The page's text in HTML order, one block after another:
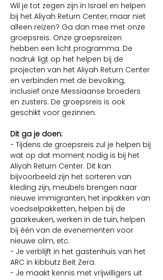
Wil je tot zegen zijn in Israël en helpen
bij het Aliyah Return Center, maar niet
alleen reizen? Ga dan mee met onze
groepsreis. Onze groepsreizen
hebben een licht programma. De
nadruk ligt op het helpen bij de
projecten van het Aliyah Return Center
en verbinden met de bevolking,
inclusief onze Messiaanse broeders
en zusters. De groepsreis is ook
geschikt voor gezinnen.
Dit ga je doen:
- Tijdens de groepsreis zul je helpen bij
wat op dat moment nodig is bij het
Aliyah Return Center. Dit kan
bijvoorbeeld zijn het sorteren van
kleding zijn, meubels brengen naar
nieuwe immigranten, het inpakken van
voedselpakketten, helpen bij de
gaarkeuken, werken in de tuin, helpen
bij één van de evenementen voor
nieuwe olim, etc.
- Je verblijft in het gastenhuis van het
ARC in kibbutz Beit Zera.
- Je maakt kennis met vrijwilligers uit